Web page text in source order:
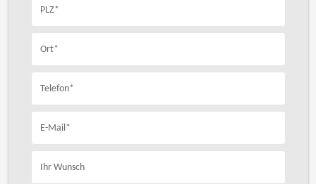
PLZ*
Ort*
Telefon*
E-Mail*
Ihr Wunsch